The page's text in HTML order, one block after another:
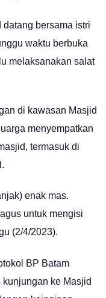
bersama istri
waktu berbuka
melaksanakan salat
di kawasan Masjid
menyempatkan
termasuk di
enak mas.
untuk mengisi
(2/4/2023).
BP Batam
ke Masjid